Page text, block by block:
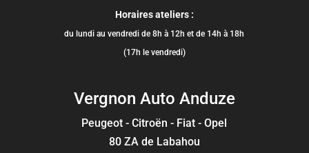
Horaires ateliers :
du lundi au vendredi de 8h à 12h et de 14h à 18h
(17h le vendredi)
Vergnon Auto Anduze
Peugeot - Citroën - Fiat - Opel
80 ZA de Labahou